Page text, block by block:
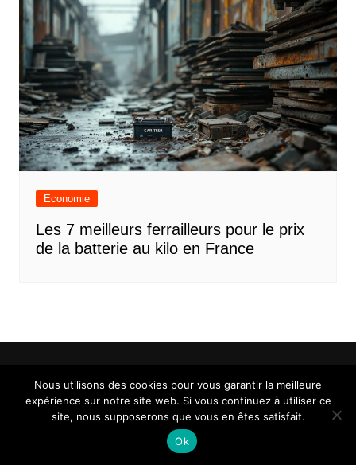
Economie
Les 7 meilleurs ferrailleurs pour le prix
de la batterie au kilo en France
Mentions légales Contact
Nous utilisons des cookies pour vous garantir la meilleure
expérience sur notre site web. Si vous continuez à utiliser ce
site, nous supposerons que vous en êtes satisfait.
Ok